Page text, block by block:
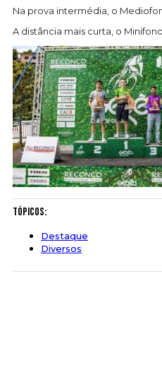
Na prova intermédia, o
A distância mais curta, o
Tópicos:
Destaque
Diversos